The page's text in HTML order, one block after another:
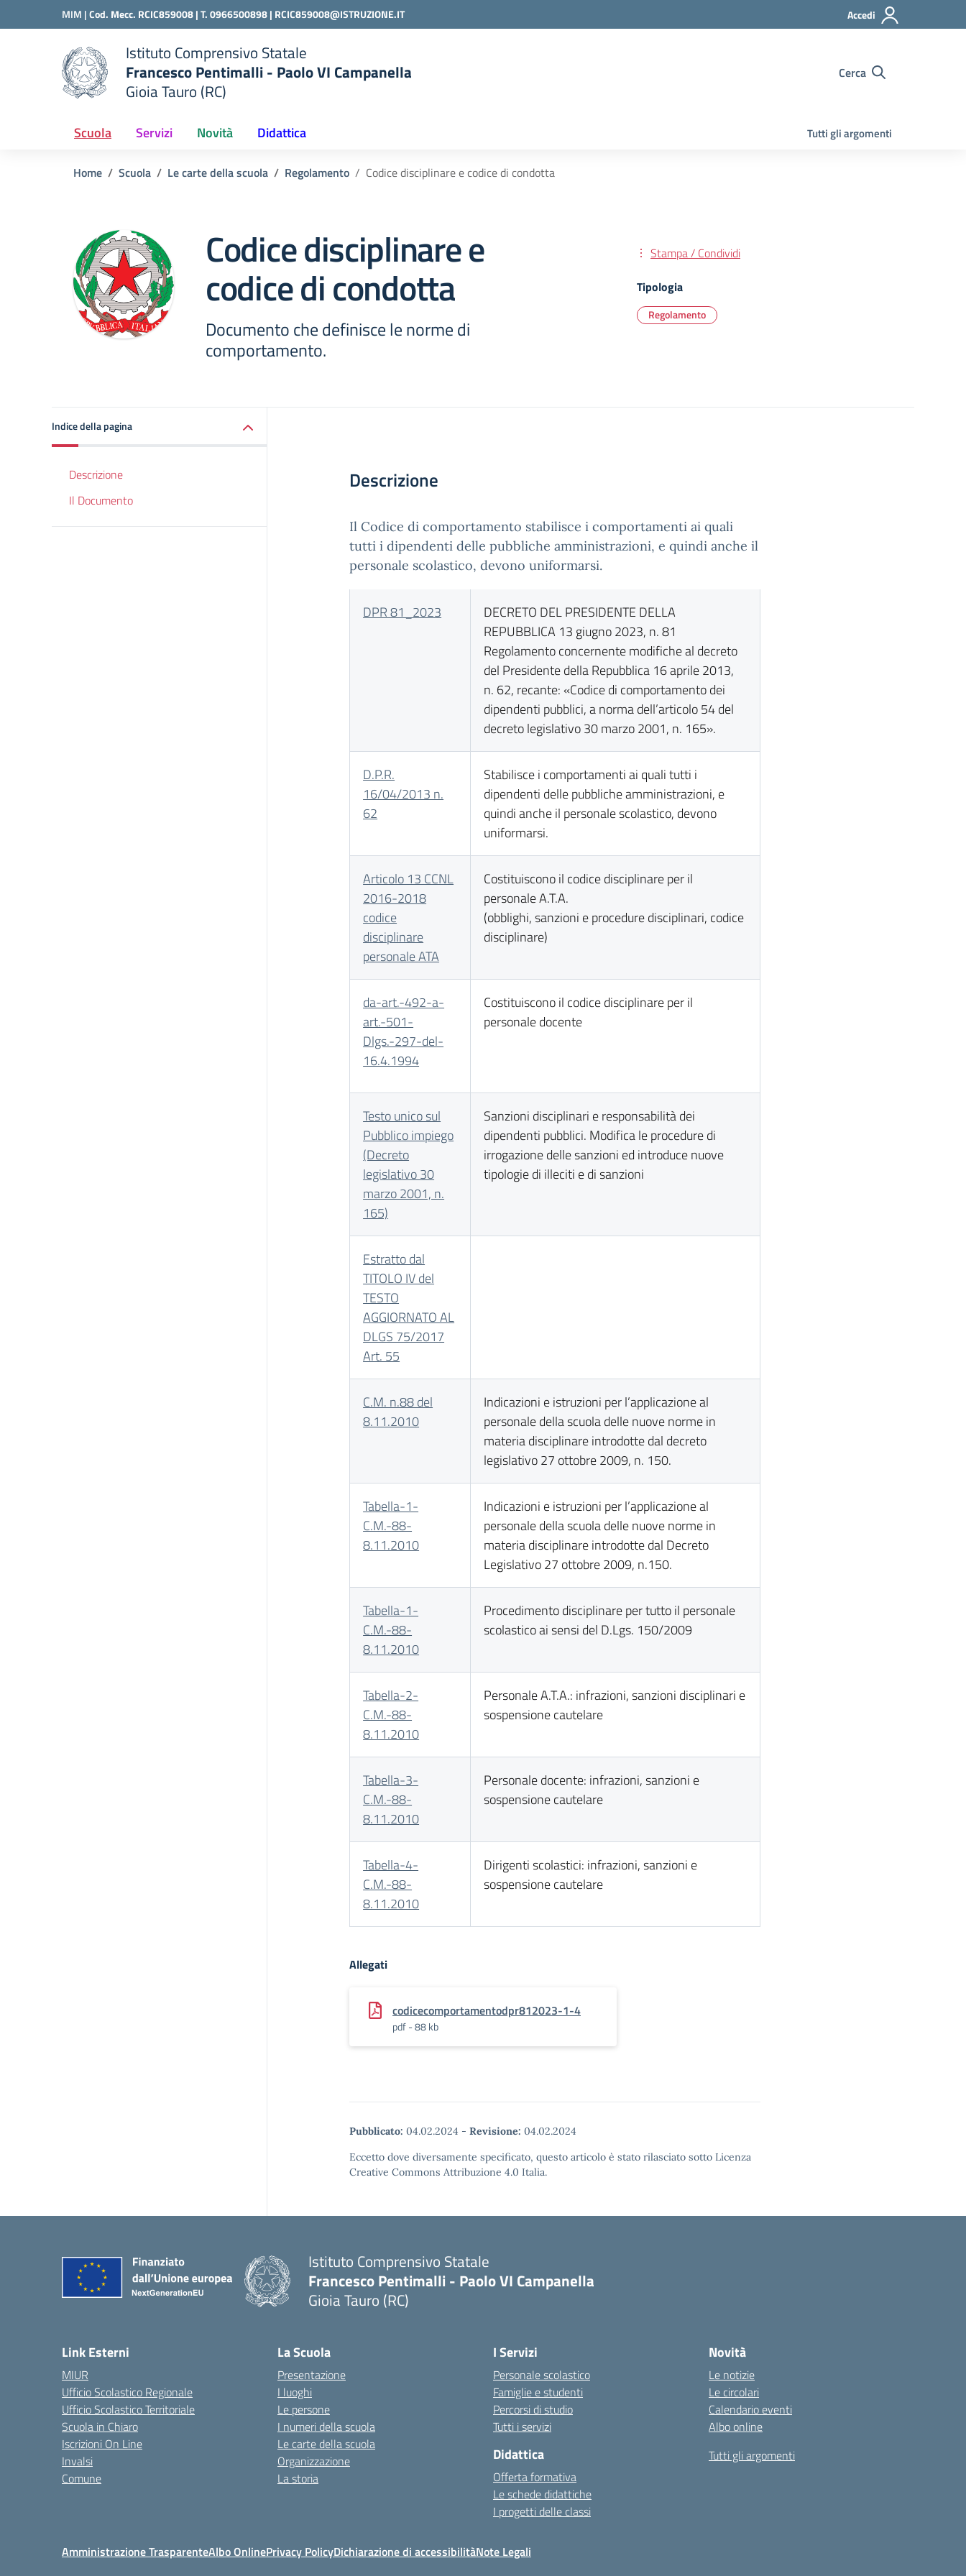
Vai ai contenuti
Vai al menu di navigazione
MIM |Cod. Mecc. RCIC859008 | T. 0966500898 | RCIC859008@ISTRUZIONE.IT Accedi
scuola
Istituto Comprensivo Statale
Francesco Pentimalli - Paolo VI Campanella
Gioia Tauro (RC)
Cerca
Scuola Servizi Novità Didattica Tutti gli argomenti
Home Scuola Le carte della scuola Regolamento Codice disciplinare e codice di condotta
Codice disciplinare e
codice di condotta
Documento che definisce le norme di
comportamento.
Stampa / Condividi
Tipologia
Regolamento
Indice della pagina
Descrizione
Il Documento
Descrizione
Il Codice di comportamento stabilisce i comportamenti ai quali
tutti i dipendenti delle pubbliche amministrazioni, e quindi anche il
personale scolastico, devono uniformarsi.
DPR 81_2023
DECRETO DEL PRESIDENTE DELLA
REPUBBLICA 13 giugno 2023, n. 81
Regolamento concernente modifiche al decreto
del Presidente della Repubblica 16 aprile 2013,
n. 62, recante: «Codice di comportamento dei
dipendenti pubblici, a norma dell’articolo 54 del
decreto legislativo 30 marzo 2001, n. 165».
D.P.R.
16/04/2013 n.
62
Stabilisce i comportamenti ai quali tutti i
dipendenti delle pubbliche amministrazioni, e
quindi anche il personale scolastico, devono
uniformarsi.
Articolo 13 CCNL
2016-2018
codice
disciplinare
personale ATA
Costituiscono il codice disciplinare per il
personale A.T.A.
(obblighi, sanzioni e procedure disciplinari, codice
disciplinare)
da-art.-492-a-
art.-501-
Dlgs.-297-del-
16.4.1994
Costituiscono il codice disciplinare per il
personale docente
Testo unico sul
Pubblico impiego
(Decreto
legislativo 30
marzo 2001, n.
165)
Sanzioni disciplinari e responsabilità dei
dipendenti pubblici. Modifica le procedure di
irrogazione delle sanzioni ed introduce nuove
tipologie di illeciti e di sanzioni
Estratto dal
TITOLO IV del
TESTO
AGGIORNATO AL
DLGS 75/2017
Art. 55
C.M. n.88 del
8.11.2010
Indicazioni e istruzioni per l’applicazione al
personale della scuola delle nuove norme in
materia disciplinare introdotte dal decreto
legislativo 27 ottobre 2009, n. 150.
Tabella-1-
C.M.-88-
8.11.2010
Indicazioni e istruzioni per l’applicazione al
personale della scuola delle nuove norme in
materia disciplinare introdotte dal Decreto
Legislativo 27 ottobre 2009, n.150.
Tabella-1-
C.M.-88-
8.11.2010
Procedimento disciplinare per tutto il personale
scolastico ai sensi del D.Lgs. 150/2009
Tabella-2-
C.M.-88-
8.11.2010
Personale A.T.A.: infrazioni, sanzioni disciplinari e
sospensione cautelare
Tabella-3-
C.M.-88-
8.11.2010
Personale docente: infrazioni, sanzioni e
sospensione cautelare
Tabella-4-
C.M.-88-
8.11.2010
Dirigenti scolastici: infrazioni, sanzioni e
sospensione cautelare
Allegati
codicecomportamentodpr812023-1-4
pdf - 88 kb
Pubblicato: 04.02.2024 - Revisione: 04.02.2024
Eccetto dove diversamente specificato, questo articolo è stato rilasciato sotto Licenza
Creative Commons Attribuzione 4.0 Italia.
Istituto Comprensivo Statale
Francesco Pentimalli - Paolo VI Campanella
Gioia Tauro (RC)
Link Esterni
MIUR
Ufficio Scolastico Regionale
Ufficio Scolastico Territoriale
Scuola in Chiaro
Iscrizioni On Line
Invalsi
Comune
La Scuola
Presentazione
I luoghi
Le persone
I numeri della scuola
Le carte della scuola
Organizzazione
La storia
I Servizi
Personale scolastico
Famiglie e studenti
Percorsi di studio
Tutti i servizi
Didattica
Offerta formativa
Le schede didattiche
I progetti delle classi
Novità
Le notizie
Le circolari
Calendario eventi
Albo online
Tutti gli argomenti
Amministrazione TrasparenteAlbo OnlinePrivacy PolicyDichiarazione di accessibilitàNote Legali